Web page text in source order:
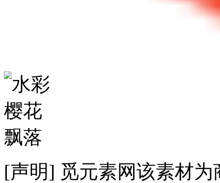
[声明] 觅元素网该素材